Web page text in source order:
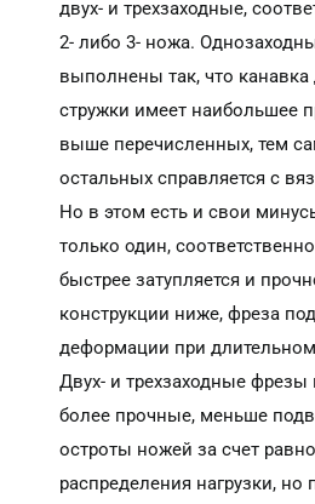
двух- и трехзаходные,
2- либо 3- ножа.
выполнены так, что канавка
стружки имеет наибольшее
выше перечисленных, тем
остальных справляется с
Но в этом есть и свои
только один,
быстрее затупляется и
конструкции ниже, фреза
деформации при
Двух- и трехзаходные
более прочные, меньше
остроты ножей за счет
распределения нагрузки, но